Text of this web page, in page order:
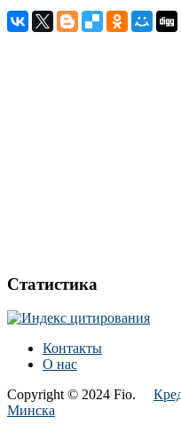
Статистика
Контакты
О нас
Copyright © 2024 Fio.
Минска